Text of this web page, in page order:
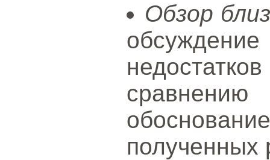
Обзор
полученных